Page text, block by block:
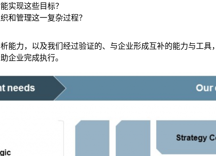
实现这些目标？
和管理这一复杂过程？
能力，以及我们经过验证的、与企业形成互补的能力与工
企业完成执行。